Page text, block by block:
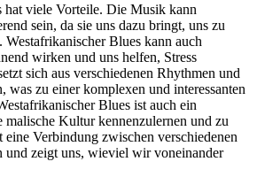
hat viele Vorteile. Die Musik kann
sein, da sie uns dazu bringt, uns zu
Westafrikanischer Blues kann auch
wirken und uns helfen, Stress
sich aus verschiedenen Rhythmen und
was zu einer komplexen und interessanten
Blues ist auch ein
malische Kultur kennenzulernen und zu
Verbindung zwischen verschiedenen
und zeigt uns, wieviel wir voneinander